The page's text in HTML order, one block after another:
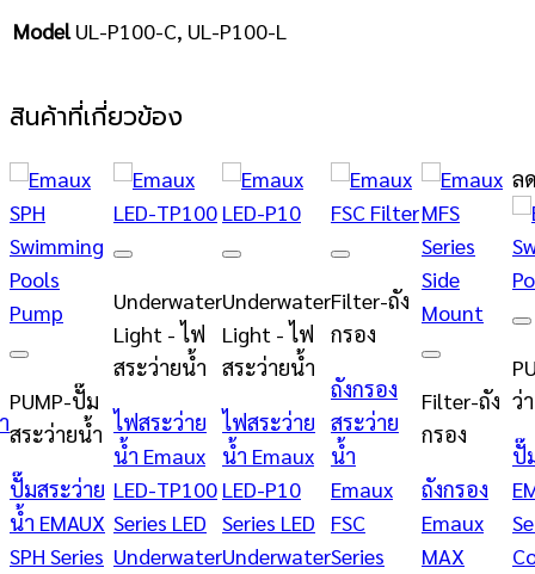
Model UL-P100-C, UL-P100-L
สินค้าที่เกี่ยวข้อง
wishlist
PUMP-ปั๊ม
สระว่ายน้ำ
ปั๊มสระว่าย
น้ำ EMAUX
SPH Series
wishlist
Underwater
Light - ไฟ
สระว่ายน้ำ
ไฟสระว่าย
น้ำ Emaux
LED-TP100
Series LED
Underwater
wishlist
Underwater
Light - ไฟ
สระว่ายน้ำ
ไฟสระว่าย
น้ำ Emaux
LED-P10
Series LED
Underwater
wishlist
Filter-ถัง
กรอง
ถังกรอง
สระว่าย
น้ำ
Emaux
FSC
Series
wishlist
Filter-ถัง
กรอง
ถังกรอง
Emaux
MAX
ล
ว่
ปั๊